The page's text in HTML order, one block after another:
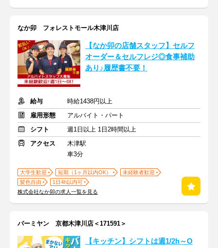
なか卯 フォレストモール木津川店
【なか卯の店舗スタッフ】セルフ
オーダー＆セルフレジ◎食事補助
あり♪履歴書不要！
給与
時給1438円以上
雇用形態
アルバイト・パート
シフト
週1日以上 1日2時間以上
アクセス
木津駅
車3分
大学生歓迎 短期（1ヶ月以内OK）
未経験者歓迎
髪色自由
1日4h以内可
株式会社なか卯の求人一覧を見る
バーミヤン 京都木津川店＜171591＞
【キッチン】シフトは週1/2h～O